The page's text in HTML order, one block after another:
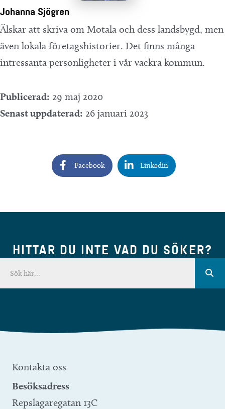
Johanna Sjögren
Älskar att skriva om Motala och dess landsbygd, men
även lokala företagshistorier. Det finns många
intressanta personligheter i vår vackra kommun.
Publicerad: 29 maj 2020
Senast uppdaterad: 26 januari 2023
Facebook Linkedin
HITTAR DU INTE VAD DU SÖKER?
Kontakta oss
Besöksadress
Repslagaregatan 13C